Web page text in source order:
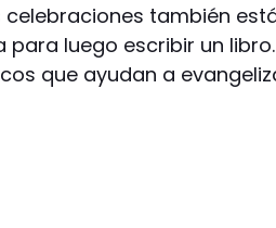
celebraciones también
luego escribir un
que ayudan a